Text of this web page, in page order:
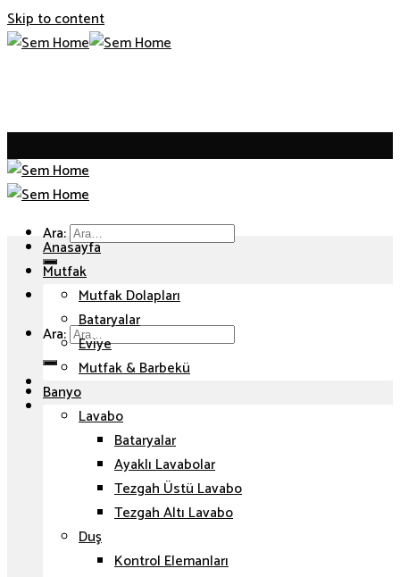
Skip to content
Ara:
Ara:
Anasayfa
Mutfak
Mutfak Dolapları
Bataryalar
Eviye
Mutfak & Barbekü
Banyo
Lavabo
Bataryalar
Ayaklı Lavabolar
Tezgah Üstü Lavabo
Tezgah Altı Lavabo
Duş
Kontrol Elemanları